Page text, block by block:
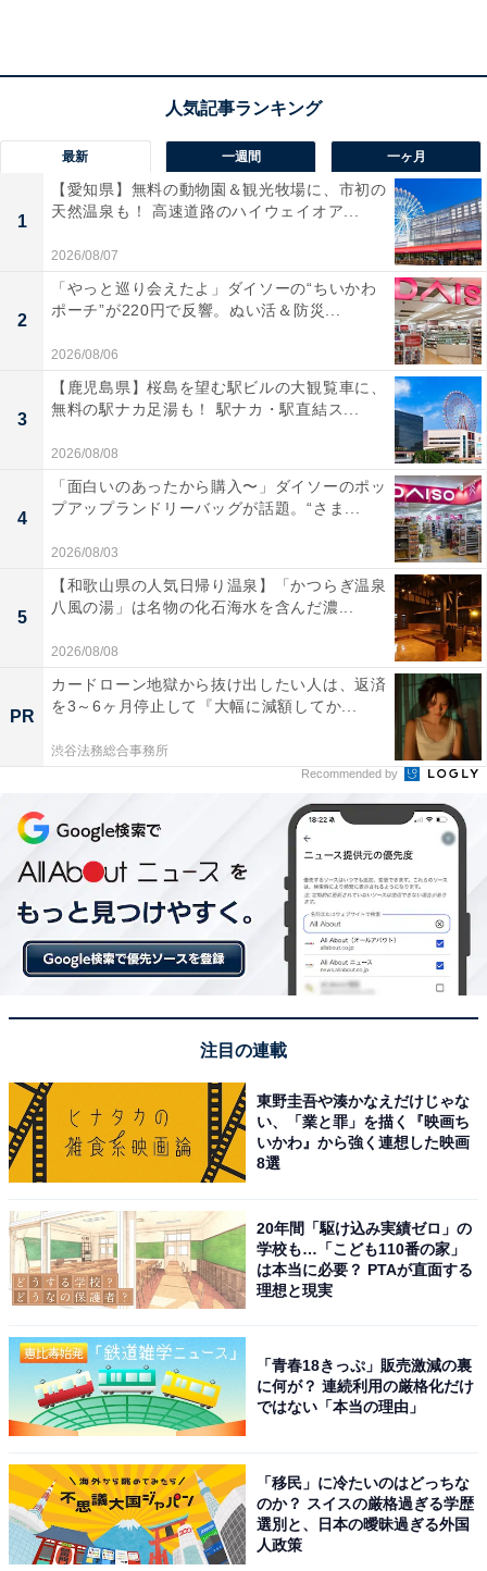
「百花の里 城山温泉」の口コミは？
「百花の里 城山温泉」には以下のような口コミが寄せら
れています。
お湯がとても柔らかく、浸かっていると肌がツルツ
ル・すべすべになるのを感じられます。湯上がり後
も体がポカポカ温かく、高い保温効果を実感できる
素晴らしい温泉です。
大浴場にはテレビ付きのサウナや水風呂、露天風呂
などがバリエーション豊かに揃っており、飽きずに
リラックスタイムを過ごすことができます。週替わ
りで男湯と女湯が入れ替わるのも魅力です。
無料休憩所を兼ねた大広間などの食事スペースが充
実しており、お風呂上がりに食べる「城山わっぱめ
し」や各種セットメニュー、ラーメンなどがどれも
美味しく、のんびり一日中過ごせます。
次ページ
「百花の里 城山温泉」のアクセス
や料金情報も見る
こちらもおすすめ
最新 一週間 一ヶ月
1
【愛知県】無料の動物園＆観光牧場に、市初の
天然温泉も！ 高速道路のハイウェイオア...
2026/08/07
2
「やっと巡り会えたよ」ダイソーの“ちいかわ
ポーチ”が220円で反響。ぬい活＆防災...
2026/08/06
3
【鹿児島県】桜島を望む駅ビルの大観覧車に、
無料の駅ナカ足湯も！ 駅ナカ・駅直結ス...
2026/08/08
4
「面白いのあったから購入〜」ダイソーのポッ
プアップランドリーバッグが話題。“さま...
2026/08/03
5
【和歌山県の人気日帰り温泉】「かつらぎ温泉
八風の湯」は名物の化石海水を含んだ濃...
2026/08/08
PR
カードローン地獄から抜け出したい人は、返済
を3～6ヶ月停止して『大幅に減額してか...
渋谷法務総合事務所
Recommended by
注目の連載
東野圭吾や湊かなえだけじゃな
い、「業と罪」を描く『映画ち
いかわ』から強く連想した映画
8選
20年間「駆け込み実績ゼロ」の
学校も…「こども110番の家」
は本当に必要？ PTAが直面する
理想と現実
「青春18きっぷ」販売激減の裏
に何が？ 連続利用の厳格化だけ
ではない「本当の理由」
「移民」に冷たいのはどっちな
のか？ スイスの厳格過ぎる学歴
選別と、日本の曖昧過ぎる外国
人政策